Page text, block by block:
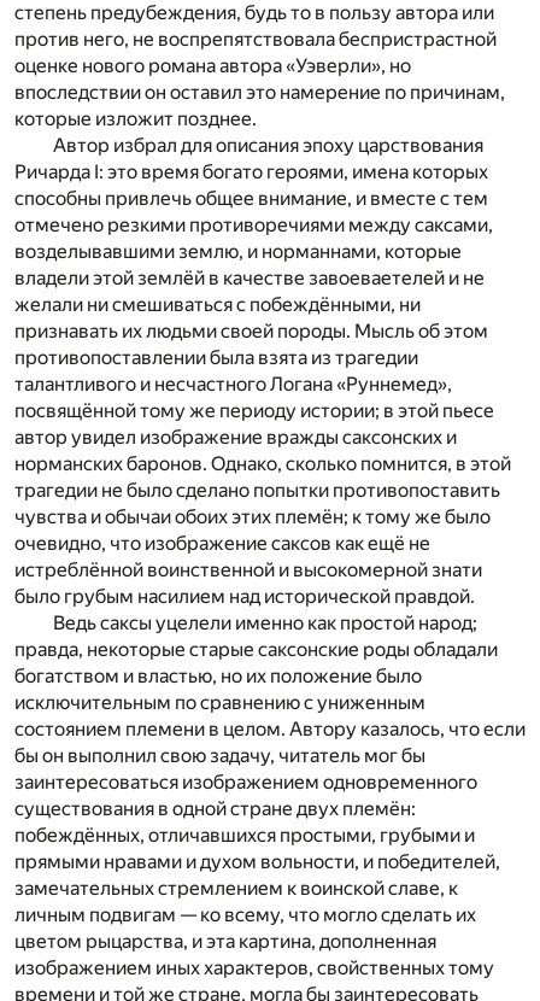
степень предубеждения, будь то в пользу автора или
против него, не воспрепятствовала беспристрастной
оценке нового романа автора «Уэверли», но
впоследствии он оставил это намерение по причинам,
которые изложит позднее.
Автор избрал для описания эпоху царствования
Ричарда I: это время богато героями, имена которых
способны привлечь общее внимание, и вместе с тем
отмечено резкими противоречиями между саксами,
возделывавшими землю, и норманнами, которые
владели этой землёй в качестве завоеваетелей и не
желали ни смешиваться с побеждёнными, ни
признавать их людьми своей породы. Мысль об этом
противопоставлении была взята из трагедии
талантливого и несчастного Логана «Руннемед»,
посвящённой тому же периоду истории; в этой пьесе
автор увидел изображение вражды саксонских и
норманских баронов. Однако, сколько помнится, в этой
трагедии не было сделано попытки противопоставить
чувства и обычаи обоих этих племён; к тому же было
очевидно, что изображение саксов как ещё не
истреблённой воинственной и высокомерной знати
было грубым насилием над исторической правдой.
Ведь саксы уцелели именно как простой народ;
правда, некоторые старые саксонские роды обладали
богатством и властью, но их положение было
исключительным по сравнению с униженным
состоянием племени в целом. Автору казалось, что если
бы он выполнил свою задачу, читатель мог бы
заинтересоваться изображением одновременного
существования в одной стране двух племён:
побеждённых, отличавшихся простыми, грубыми и
прямыми нравами и духом вольности, и победителей,
замечательных стремлением к воинской славе, к
личным подвигам — ко всему, что могло сделать их
цветом рыцарства, и эта картина, дополненная
изображением иных характеров, свойственных тому
времени и той же стране, могла бы заинтересовать